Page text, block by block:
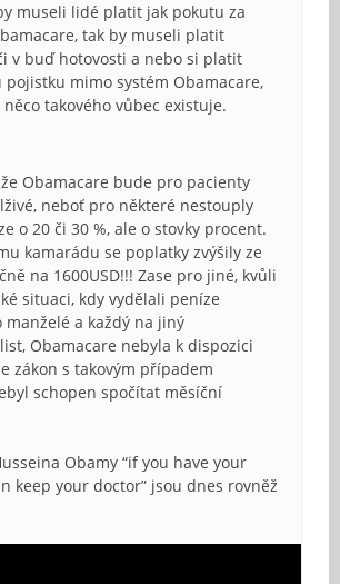
museli lidé platit jak pokutu za
tak by museli platit
v buď hotovosti a nebo si platit
pojistku mimo systém Obamacare,
takového vůbec existuje.
Obamacare bude pro pacienty
neboť pro některé nestouply
o 20 či 30 %, ale o stovky procent.
kamarádu se poplatky zvýšily ze
na 1600USD!!! Zase pro jiné, kvůli
situaci, kdy vydělali peníze
manželé a každý na jiný
Obamacare nebyla k dispozici
zákon s takovým případem
schopen spočítat měsíční
Obamy “if you have your
keep your doctor” jsou dnes rovněž